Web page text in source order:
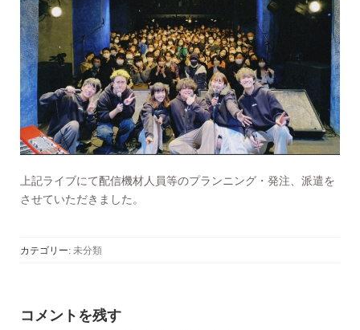
上記ライブにて配信機材人員等のプランニング・発注、派遣を
させていただきました。
カテゴリー: 未分類
コメントを残す